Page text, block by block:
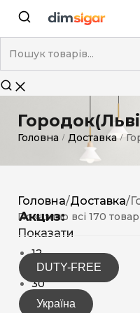
Головна / Доставка /
Акциз:
DUTY-FREE
Україна
Головна/Доставка/
Показано всі 170
Показати
12
15
30